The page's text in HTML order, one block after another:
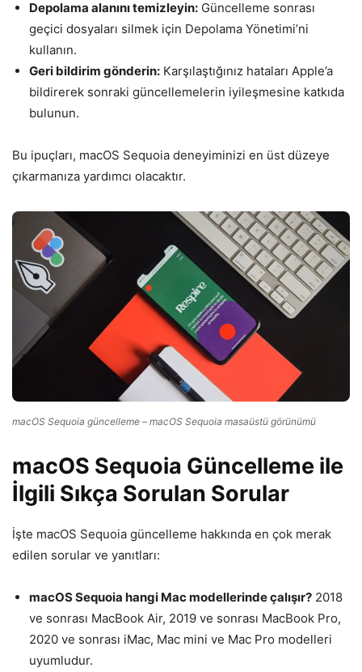
Depolama alanını temizleyin: Güncelleme sonrası
geçici dosyaları silmek için Depolama Yönetimi’ni
kullanın.
Geri bildirim gönderin: Karşılaştığınız hataları Apple’a
bildirerek sonraki güncellemelerin iyileşmesine katkıda
bulunun.
Bu ipuçları, macOS Sequoia deneyiminizi en üst düzeye
çıkarmanıza yardımcı olacaktır.
macOS Sequoia güncelleme – macOS Sequoia masaüstü görünümü
macOS Sequoia Güncelleme ile
İlgili Sıkça Sorulan Sorular
İşte macOS Sequoia güncelleme hakkında en çok merak
edilen sorular ve yanıtları:
macOS Sequoia hangi Mac modellerinde çalışır? 2018
ve sonrası MacBook Air, 2019 ve sonrası MacBook Pro,
2020 ve sonrası iMac, Mac mini ve Mac Pro modelleri
uyumludur.